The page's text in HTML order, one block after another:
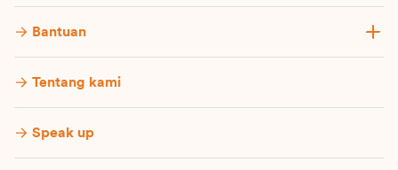
Bantuan
Tentang kami
Speak up